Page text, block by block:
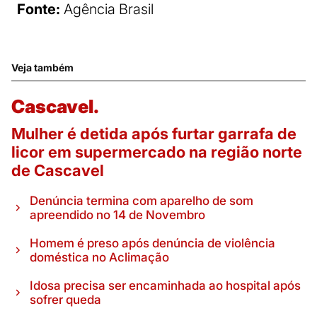
Fonte: Agência Brasil
Veja também
Cascavel.
Mulher é detida após furtar garrafa de
licor em supermercado na região norte
de Cascavel
Denúncia termina com aparelho de som
apreendido no 14 de Novembro
Homem é preso após denúncia de violência
doméstica no Aclimação
Idosa precisa ser encaminhada ao hospital após
sofrer queda